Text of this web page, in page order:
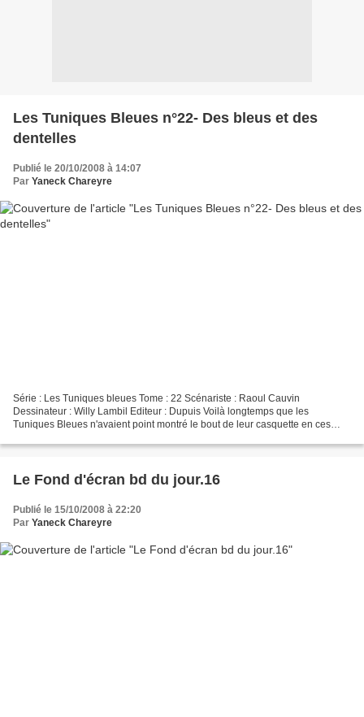
Les Tuniques Bleues n°22- Des bleus et des
dentelles
Publié le 20/10/2008 à 14:07
Par Yaneck Chareyre
Série : Les Tuniques bleues Tome : 22 Scénariste : Raoul Cauvin
Dessinateur : Willy Lambil Editeur : Dupuis Voilà longtemps que les
Tuniques Bleues n'avaient point montré le bout de leur casquette en ces
Le Fond d'écran bd du jour.16
Publié le 15/10/2008 à 22:20
Par Yaneck Chareyre